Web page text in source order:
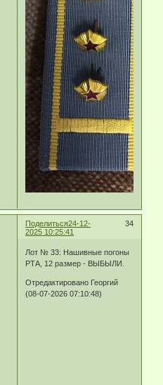
Поделиться 34
24-12-
2025 10:25:41
Лот № 33: Нашивные погоны
РТА, 12 размер - ВЫБЫЛИ.
Отредактировано Георгий
(08-07-2026 07:10:48)